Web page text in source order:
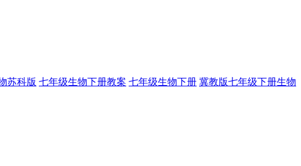
苏科版 七年级生物下册教案 七年级生物下册 冀教版七年级下册生物